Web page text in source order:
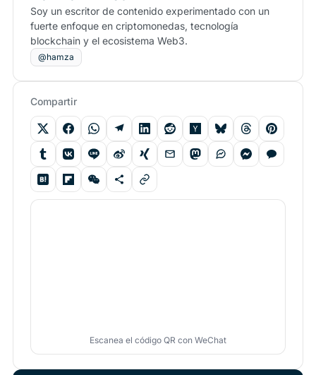
Soy un escritor de contenido experimentado con un
fuerte enfoque en criptomonedas, tecnología
blockchain y el ecosistema Web3.
@hamza
Compartir
Escanea el código QR con WeChat